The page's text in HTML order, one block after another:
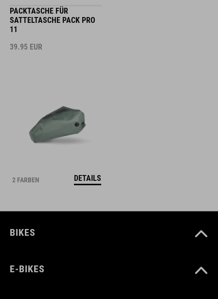
PACKTASCHE FÜR
SATTELTASCHE PACK PRO
11
39.95 EUR
2 FARBEN DETAILS
BIKES
E-BIKES